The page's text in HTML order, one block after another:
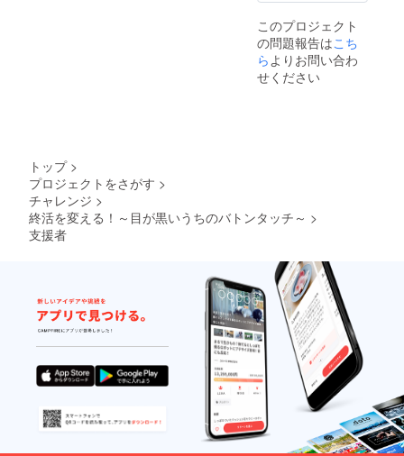
著書に、
「クールな
老後のすす
族みんなが
なる高齢者
ホームの探
し方」・
「だれも教
えてくれな
い老老地獄
を回避する
方法」・
「老健が親
の認知症か
このプロジェクト
の問題報告はこち
らよりお問い合わ
せください
トップ >
プロジェクトをさがす >
チャレンジ >
終活を変える！～目が黒いうちのバトンタッチ～ >
支援者